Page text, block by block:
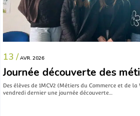
13 / AVR. 2026
Journée découverte des
Des élèves de 1MCV2 (Métiers du Commerce et de
vendredi dernier une journée découverte…